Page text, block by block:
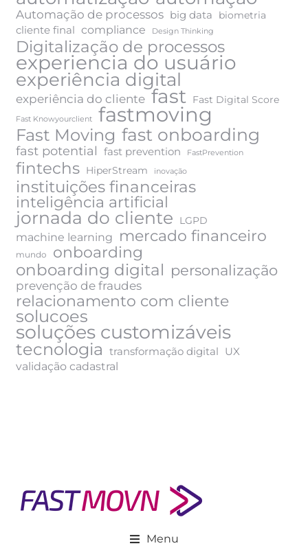
Automação de processos big data biometria
cliente final compliance Design Thinking
Digitalização de processos
experiencia do usuário
experiência digital
experiência do cliente fast Fast Digital Score
Fast Knowyourclient fastmoving
Fast Moving fast onboarding
fast potential fast prevention FastPrevention
fintechs HiperStream inovação
instituições financeiras
inteligência artificial
jornada do cliente LGPD
machine learning mercado financeiro
mundo onboarding
onboarding digital personalização
prevenção de fraudes
relacionamento com cliente
solucoes
soluções customizáveis
tecnologia transformação digital UX
validação cadastral
Menu